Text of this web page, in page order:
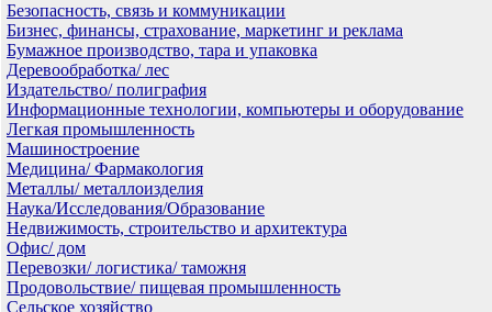
Безопасность, связь и коммуникации
Бизнес, финансы, страхование, маркетинг и реклама
Бумажное производство, тара и упаковка
Деревообработка/ лес
Издательство/ полиграфия
Информационные технологии, компьютеры и оборудование
Легкая промышленность
Машиностроение
Медицина/ Фармакология
Металлы/ металлоизделия
Наука/Исследования/Образование
Недвижимость, строительство и архитектура
Офис/ дом
Перевозки/ логистика/ таможня
Продовольствие/ пищевая промышленность
Сельское хозяйство